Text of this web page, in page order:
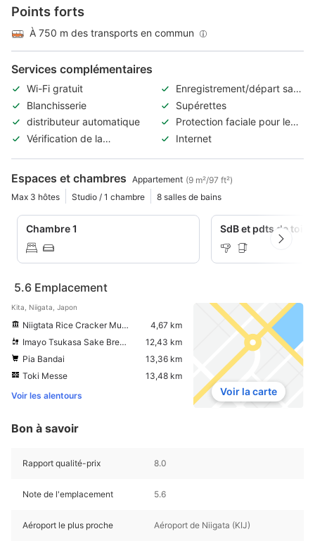
Points forts
À 750 m des transports en commun
Services complémentaires
Wi-Fi gratuit
Enregistrement/départ sans
contact
Blanchisserie
Supérettes
distributeur automatique
Protection faciale pour le
personnel
Vérification de la
Internet
Espaces et chambres Appartement (9 m²/97 ft²)
Max 3 hôtes
Studio / 1 chambre 8 salles de bains
Chambre 1 SdB et pdts de
5.6 Emplacement
Kita, Niigata, Japon
Niigtata Rice Cracker Museum
4,67 km
Imayo Tsukasa Sake Brewery
12,43 km
Pia Bandai
13,36 km
Toki Messe
13,48 km
Voir les alentours
Voir la carte
Bon à savoir
Rapport qualité-prix 8.0
Note de l'emplacement 5.6
Aéroport le plus proche Aéroport de Niigata (KIJ)